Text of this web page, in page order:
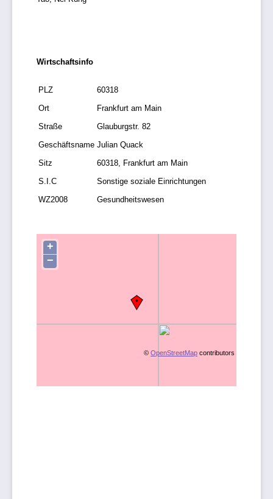
Wirtschaftsinfo
PLZ
60318
Ort
Frankfurt am Main
Straße
Glauburgstr. 82
Geschäftsname Julian Quack
Sitz
60318, Frankfurt am Main
S.I.C
Sonstige soziale Einrichtungen
WZ2008
Gesundheitswesen
+
−
© OpenStreetMap contributors